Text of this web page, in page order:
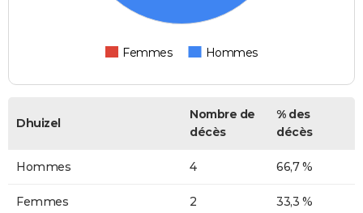
Femmes Hommes
Dhuizel
Nombre de
décès
% des
décès
Hommes 4 66,7 %
Femmes 2 33,3 %